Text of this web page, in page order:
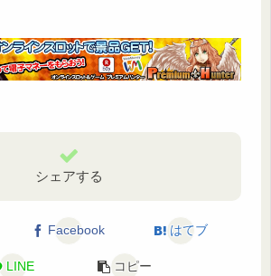
シェアする
Facebook はてブ
LINE コピー